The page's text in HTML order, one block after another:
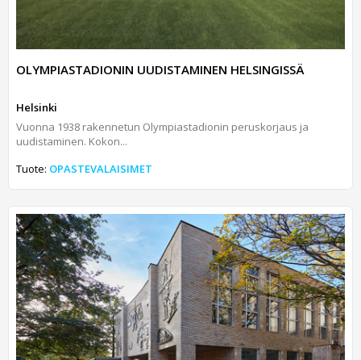
OLYMPIASTADIONIN UUDISTAMINEN HELSINGISSÄ
Helsinki
Vuonna 1938 rakennetun Olympiastadionin peruskorjaus ja
uudistaminen. Kokon...
Tuote: OPASTEVALAISIMET